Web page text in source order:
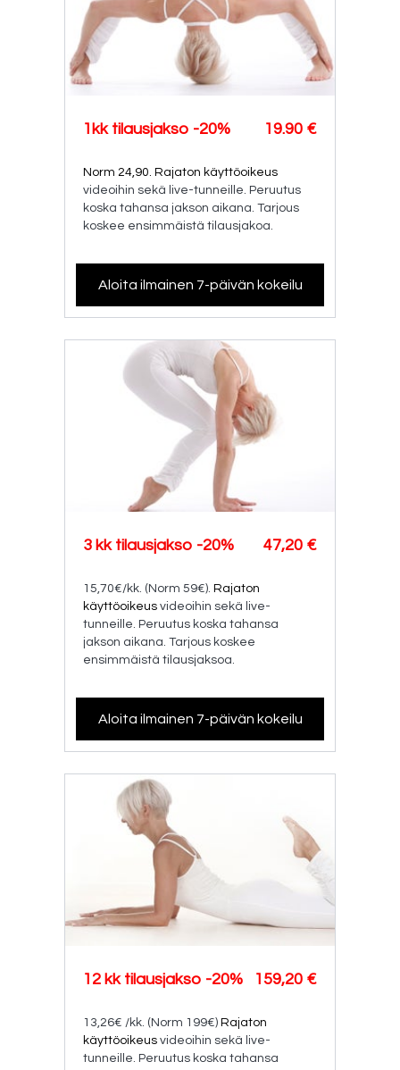
1kk tilausjakso -20% 19.90 €
Norm 24,90. Rajaton käyttöoikeus
videoihin sekä live-tunneille. Peruutus
koska tahansa jakson aikana. Tarjous
koskee ensimmäistä tilausjakoa.
Aloita ilmainen 7-päivän kokeilu
3 kk tilausjakso -20% 47,20 €
15,70€/kk. (Norm 59€). Rajaton
käyttöoikeus videoihin sekä live-
tunneille. Peruutus koska tahansa
jakson aikana. Tarjous koskee
ensimmäistä tilausjaksoa.
Aloita ilmainen 7-päivän kokeilu
12 kk tilausjakso -20% 159,20 €
13,26€ /kk. (Norm 199€) Rajaton
käyttöoikeus videoihin sekä live-
tunneille. Peruutus koska tahansa